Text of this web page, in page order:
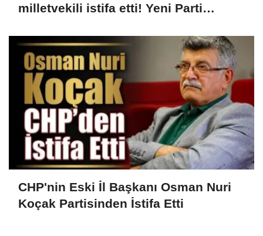
milletvekili istifa etti! Yeni Parti
CHP'nin Eski İl Başkanı Osman Nuri
Koçak Partisinden İstifa Etti